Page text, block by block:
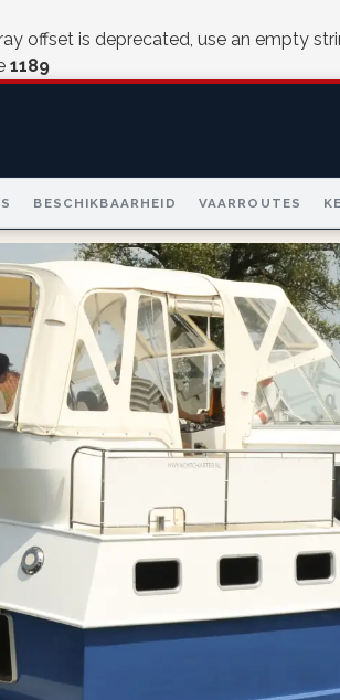
offset is deprecated, use an empty
1189
BESCHIKBAARHEID VAARROUTES